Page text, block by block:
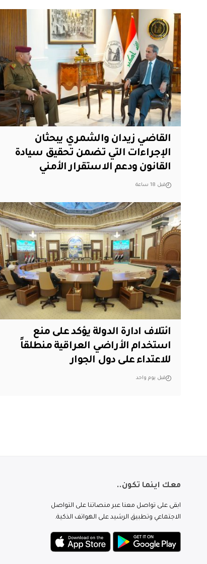
القاضي زيدان والشمري يبحثان
الإجراءات التي تضمن تحقيق سيادة
القانون ودعم الاستقرار الأمني
قبل 18 ساعة
ائتلاف ادارة الدولة يؤكد على منع
استخدام الأراضي العراقية منطلقاً
للاعتداء على دول الجوار
قبل يوم واحد
معك اينما تكون..
ابقى على تواصل معنا عبر منصاتنا على التواصل
الاجتماعي وتطبيق الرشيد على الهواتف الذكية.